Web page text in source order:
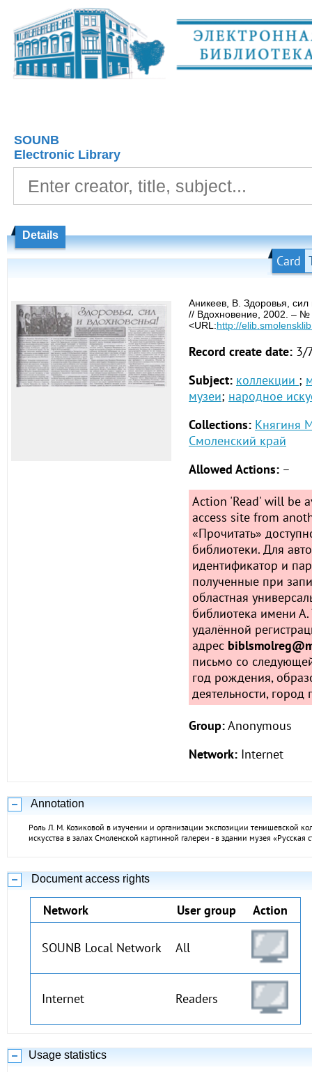
SOUNB
Electronic Library
Details
Card
Аникеев, В. Здоровья,
// Вдохновение, 2002. –
<URL:http://
Record create date: 3/
Subject: коллекции ;
музеи; народное
Collections: Княгиня
Смоленский край
Allowed Actions: –
Action 'Read' will be
access site from
«Прочитать»
библиотеки. Для
идентификатор и
полученные при
областная
библиотека имени А.
удалённой
адрес
письмо со
год рождения,
деятельности,
Group:Anonymous
Network: Internet
Annotation
Роль Л. М. Козиковой в изучении и организации экспозиции тенишевской
искусства в залах Смоленской картинной галереи - в здании музея «Русская
Document access rights
Network User group Action
SOUNB Local Network All
Internet Readers
Usage statistics